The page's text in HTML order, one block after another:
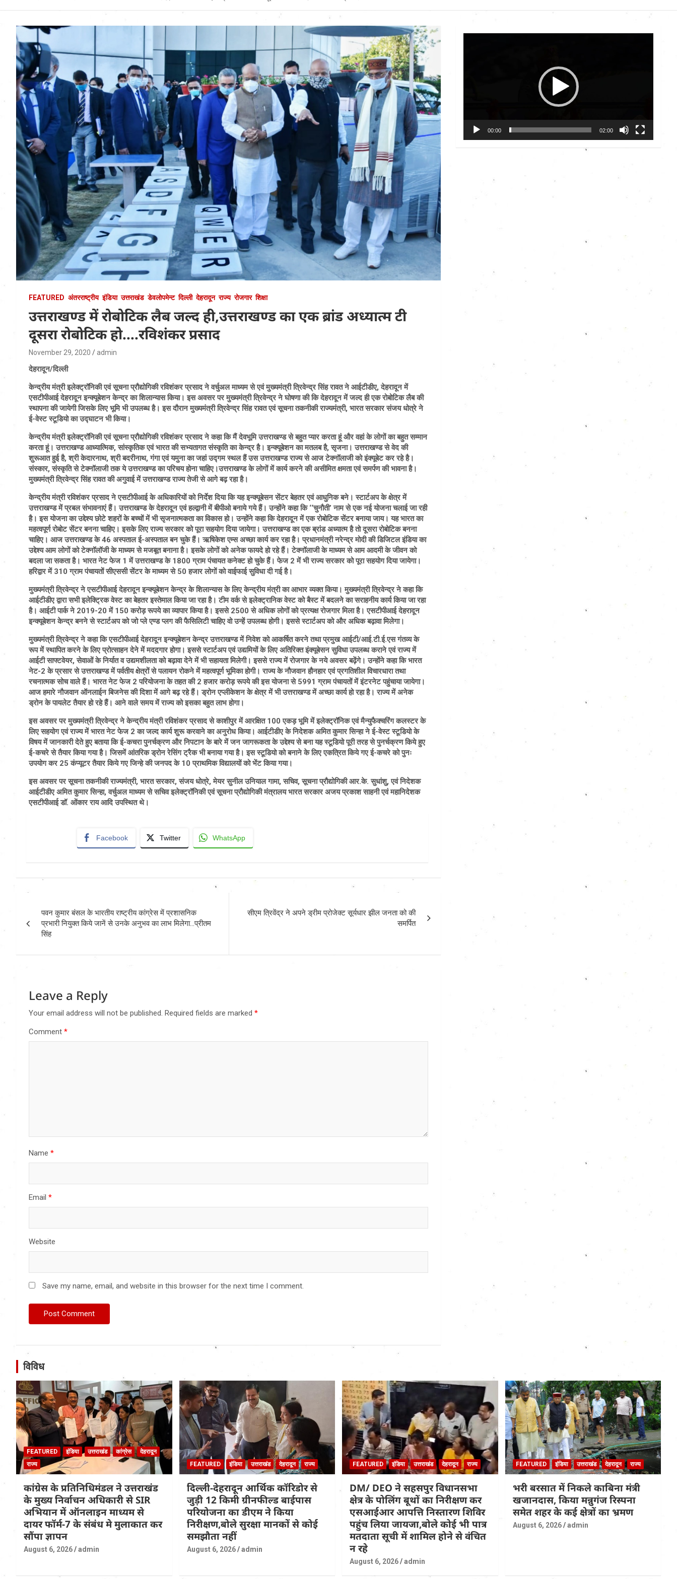
Uttarakhand News in
Hindi
FEATURED अंतरराष्ट्रीय इंडिया उत्तराखंड डेवलोपमेन्ट दिल्ली देहरादून राज्य रोजगार शिक्षा
उत्तराखण्ड में रोबोटिक लैब जल्द ही,उत्तराखण्ड का एक ब्रांड अध्यात्म टी
दूसरा रोबोटिक हो….रविशंकर प्रसाद
November 29, 2020 admin
देहरादून/दिल्ली
केन्द्रीय मंत्री इलेक्ट्रॉनिकी एवं सूचना प्रौद्योगिकी रविशंकर प्रसाद ने वर्चुअल माध्यम से एवं मुख्यमंत्री त्रिवेन्द्र सिंह रावत ने आईटीडीए, देहरादून में
एसटीपीआई देहरादून इन्क्यूबेशन केन्द्र का शिलान्यास किया। इस अवसर पर मुख्यमंत्री त्रिवेन्द्र ने घोषणा की कि देहरादून में जल्द ही एक रोबोटिक लैब की
स्थापना की जायेगी जिसके लिए भूमि भी उपलब्ध है। इस दौरान मुख्यमंत्री त्रिवेन्द्र सिंह रावत एवं सूचना तकनीकी राज्यमंत्री, भारत सरकार संजय धोत्रे ने
ई-वेस्ट स्टूडियो का उद्घाटन भी किया।
केन्द्रीय मंत्री इलेक्ट्रॉनिकी एवं सूचना प्रौद्योगिकी रविशंकर प्रसाद ने कहा कि मैं देवभूमि उत्तराखण्ड से बहुत प्यार करता हूं और वहां के लोगों का बहुत सम्मान
करता हूं। उत्तराखण्ड आध्यात्मिक, सांस्कृतिक एवं भारत की सभ्यतागत संस्कृति का केन्द्र है। इन्क्यूबेशन का मतलब है, सृजना। उत्तराखण्ड से वेद की
शुरूआत हुई है, श्री केदारनाथ, श्री बदरीनाथ, गंगा एवं यमुना का जहां उद्गम स्थल हैं उस उत्तराखण्ड राज्य से आज टेक्नॉलाजी को इंक्यूबेट कर रहे है।
संस्कार, संस्कृति से टेक्नॉलाजी तक ये उत्तराखण्ड का परिचय होना चाहिए।उत्तराखण्ड के लोगों में कार्य करने की असीमित क्षमता एवं समर्पण की भावना है।
मुख्यमंत्री त्रिवेन्द्र सिंह रावत की अगुवाई में उत्तराखण्ड राज्य तेजी से आगे बढ़ रहा है।
केन्द्रीय मंत्री रविशंकर प्रसाद ने एसटीपीआई के अधिकारियों को निर्देश दिया कि यह इन्क्यूबेसन सेंटर बेहतर एवं आधुनिक बने। स्टार्टअप के क्षेत्र में
उत्तराखण्ड में प्रबल संभावनाएं हैं। उत्तराखण्ड के देहरादून एवं हल्द्वानी में बीपीओ बनाये गये हैं। उन्होंने कहा कि ‘‘चुनौती’ नाम से एक नई योजना चलाई जा रही
है। इस योजना का उद्देश्य छोटे शहरों के बच्चों में भी सृजनात्मकता का विकास हो। उन्होंने कहा कि देहरादून में एक रोबोटिक सेंटर बनाया जाय। यह भारत का
महत्वपूर्ण रोबोट सेंटर बनना चाहिए। इसके लिए राज्य सरकार को पूरा सहयोग दिया जायेगा। उत्तराखण्ड का एक ब्रांड अध्यात्म है तो दूसरा रोबोटिक बनना
चाहिए। आज उत्तराखण्ड के 46 अस्पताल ई-अस्पताल बन चुके हैं। ऋषिकेश एम्स अच्छा कार्य कर रहा है। प्रधानमंत्री नरेन्द्र मोदी की डिजिटल इंडिया का
उद्देश्य आम लोगों को टेक्नॉलॉजी के माध्यम से मजबूत बनाना है। इसके लोगों को अनेक फायदे हो रहे हैं। टेक्नॉलाजी के माध्यम से आम आदमी के जीवन को
बदला जा सकता है। भारत नेट फेज 1 में उत्तराखण्ड के 1800 ग्राम पंचायत कनेक्ट हो चुके हैं। फेज 2 में भी राज्य सरकार को पूरा सहयोग दिया जायेगा।
हरिद्वार में 310 ग्राम पंचायतों सीएससी सेंटर के माध्यम से 50 हजार लोगों को वाईफाई सुविधा दी गई है।
मुख्यमंत्री त्रिवेन्द्र ने एसटीपीआई देहरादून इन्क्यूबेशन केन्द्र के शिलान्यास के लिए केन्द्रीय मंत्री का आभार व्यक्त किया। मुख्यमंत्री त्रिवेन्द्र ने कहा कि
आईटीडीए द्वारा सभी इलेक्ट्रिक वेस्ट का बेहतर इस्तेमाल किया जा रहा है। टीम वर्क से इलेक्ट्रानिक वेस्ट को बैस्ट में बदलने का सराहनीय कार्य किया जा रहा
है। आईटी पार्क ने 2019-20 में 150 करोड़ रूपये का व्यापार किया है। इससे 2500 से अधिक लोगों को प्रत्यक्ष रोजगार मिला है। एसटीपीआई देहरादून
इन्क्यूबेशन केन्द्र बनने से स्टार्टअप को जो प्ले एण्ड प्लग की फैसिलिटी चाहिए वो उन्हें उपलब्ध होगी। इससे स्टार्टअप को और अधिक बढ़ावा मिलेगा।
मुख्यमंत्री त्रिवेन्द्र ने कहा कि एसटीपीआई देहरादून इन्क्यूबेशन केन्द्र उत्तराखण्ड में निवेश को आकर्षित करने तथा प्रमुख आईटी/आई.टी.ई.एस गंतव्य के
रूप में स्थापित करने के लिए प्रोत्साहन देने में मददगार होगा। इससे स्टार्टअप एवं उद्यमियों के लिए अतिरिक्त इंक्यूबेसन सुविधा उपलब्ध कराने एवं राज्य में
आईटी साफ्टवेयर, सेवाओं के निर्यात व उद्यमशीलता को बढ़ावा देने में भी सहायता मिलेगी। इससे राज्य में रोजगार के नये अवसर बढ़ेंगे। उन्होंने कहा कि भारत
नेट-2 के प्रसार से उत्तराखण्ड में पर्वतीय क्षेत्रों से पलायन रोकने में महत्वपूर्ण भूमिका होगी। राज्य के नौजवान हौनहार एवं प्रगतिशील विचारधारा तथा
रचनात्मक सोच वाले हैं। भारत नेट फेज 2 परियोजना के तहत की 2 हजार करोड़ रूपये की इस योजना से 5991 ग्राम पंचायतों में इंटरनेट पहुंचाया जायेगा।
आज हमारे नौजवान ऑनलाईन बिजनेस की दिशा में आगे बढ़ रहे हैं। ड्रोन एप्लीकेशन के क्षेत्र में भी उत्तराखण्ड में अच्छा कार्य हो रहा है। राज्य में अनेक
ड्रोन के पायलेट तैयार हो रहे हैं। आने वाले समय में राज्य को इसका बहुत लाभ होगा।
इस अवसर पर मुख्यमंत्री त्रिवेन्द्र ने केन्द्रीय मंत्री रविशंकर प्रसाद से काशीपुर में आरक्षित 100 एकड़ भूमि में इलेक्ट्रॉनिक एवं मैन्युफैक्चरिंग कलस्टर के
लिए सहयोग एवं राज्य में भारत नेट फेज 2 का जल्द कार्य शुरू करवाने का अनुरोध किया। आईटीडीए के निदेशक अमित कुमार सिन्हा ने ई-वेस्ट स्टूडियो के
विषय में जानकारी देते हुए बताया कि ई-कचरा पुनर्चक्रण और निपटान के बारे में जन जागरूकता के उद्देश्य से बना यह स्टूडियो पूरी तरह से पुनर्चक्रण किये हुए
ई-कचरे से तैयार किया गया है। जिसमें आंतरिक ड्रोन रेसिंग ट्रैक भी बनाया गया है। इस स्टूडियो को बनाने के लिए एकत्रित किये गए ई-कचरे को पुनः
उपयोग कर 25 कंप्यूटर तैयार किये गए जिन्हे की जनपद के 10 प्राथमिक विद्यालयों को भेंट किया गया।
इस अवसर पर सूचना तकनीकी राज्यमंत्री, भारत सरकार, संजय धोत्रे, मेयर सुनील उनियाल गामा, सचिव, सूचना प्रौद्योगिकी आर.के. सुधांशु, एवं निदेशक
आईटीडीए अमित कुमार सिन्हा, वर्चुअल माध्यम से सचिव इलेक्ट्रॉनिकी एवं सूचना प्रौद्योगिकी मंत्रालय भारत सरकार अजय प्रकाश साहनी एवं महानिदेशक
एसटीपीआई डॉ. ओंकार राय आदि उपस्थित थे।
Facebook Twitter WhatsApp
navigation
पवन कुमार बंसल के भारतीय राष्ट्रीय कांग्रेस में प्रशासनिक
प्रभारी नियुक्त किये जानें से उनके अनुभव का लाभ मिलेगा…प्रीतम
सिंह
सीएम त्रिवेंद्र ने अपने ड्रीम प्रोजेक्ट सूर्यधार झील जनता को की
समर्पित
Leave a Reply
Your email address will not be published. Required fields are marked *
Comment *
Name *
Email *
Website
Save my name, email, and website in this browser for the next time I comment.
00:00 02:00
विविध
FEATURED इंडिया उत्तराखंड कांग्रेस
देहरादून
राज्य
कांग्रेस के प्रतिनिधिमंडल ने उत्तराखंड
के मुख्य निर्वाचन अधिकारी से SIR
अभियान में ऑनलाइन माध्यम से
दायर फॉर्म-7 के संबंध मे मुलाकात कर
सौंपा ज्ञापन
August 6, 2026 admin
FEATURED इंडिया उत्तराखंड देहरादून राज्य
दिल्ली-देहरादून आर्थिक कॉरिडोर से
जुड़ी 12 किमी ग्रीनफील्ड बाईपास
परियोजना का डीएम ने किया
निरीक्षण,बोले सुरक्षा मानकों से कोई
समझौता नहीं
August 6, 2026 admin
FEATURED इंडिया उत्तराखंड देहरादून राज्य
DM/ DEO ने सहसपुर विधानसभा
क्षेत्र के पोलिंग बूथों का निरीक्षण कर
एसआईआर आपत्ति निस्तारण शिविर
पहुंच लिया जायजा,बोले कोई भी पात्र
मतदाता सूची में शामिल होने से वंचित
न रहे
August 6, 2026 admin
FEATURED इंडिया उत्तराखंड देहरादून राज्य
भरी बरसात में निकले काबिना मंत्री
खजानदास, किया मन्नुगंज रिस्पना
समेत शहर के कई क्षेत्रों का भ्रमण
August 6, 2026 admin